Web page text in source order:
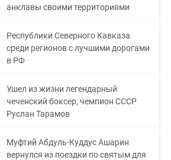
анклавы своими территориями
Республики Северного Кавказа
среди регионов с лучшими дорогами
в РФ
Ушел из жизни легендарный
чеченский боксер, чемпион СССР
Руслан Тарамов
Муфтий Абдуль-Куддус Ашарин
вернулся из поездки по святым для